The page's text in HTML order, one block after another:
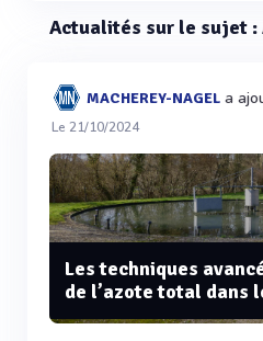
Actualités sur le sujet :
MACHEREY-NAGEL a
Le 21/10/2024
Les techniques
de l’azote total dans